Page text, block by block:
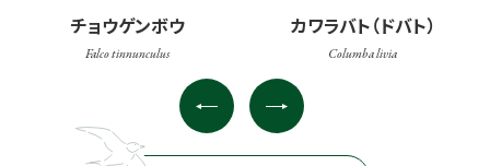
チョウゲンボウ
Falco tinnunculus
カワラバト（ドバト）
Columba livia